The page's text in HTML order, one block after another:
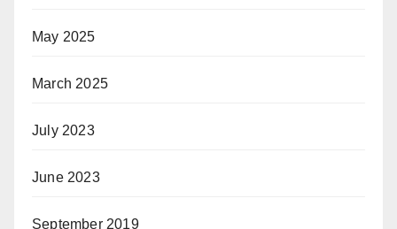
May 2025
March 2025
July 2023
June 2023
September 2019